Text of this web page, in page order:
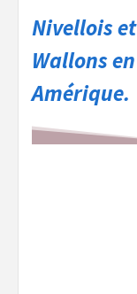
Nivellois et
Wallons en
Amérique.